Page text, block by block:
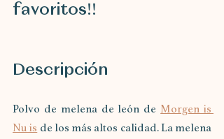
favoritos!!
Descripción
Polvo de melena de león de Morgen is
Nu is de los más altos calidad. La melena